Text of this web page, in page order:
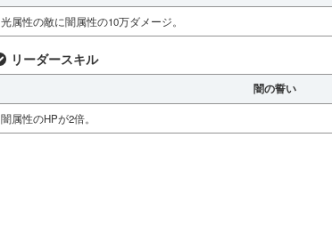
光属性の敵に闇属性の10万ダメージ。
リーダースキル
闇の誓い
闇属性のHPが2倍。